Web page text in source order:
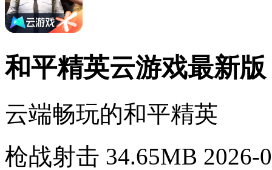
和平精英云游戏最新版
云端畅玩的和平精英
枪战射击 34.65MB 2026-